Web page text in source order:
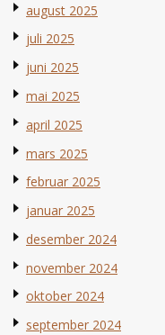
august 2025
juli 2025
juni 2025
mai 2025
april 2025
mars 2025
februar 2025
januar 2025
desember 2024
november 2024
oktober 2024
september 2024